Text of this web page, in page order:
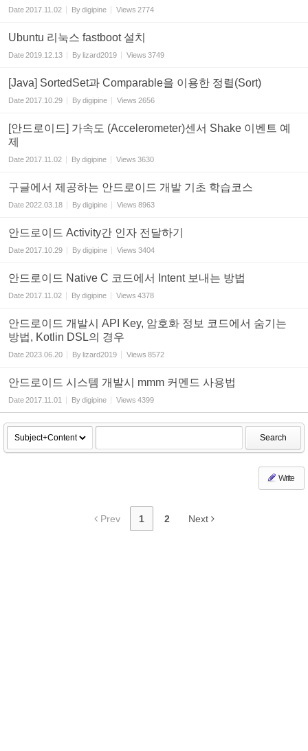
Date2017.11.02 Bydigipine Views 2774
Ubuntu 리눅스 fastboot 설치
Date2019.12.13 Bylizard2019 Views 3749
[Java] SortedSet과 Comparable을 이용한 정렬(Sort)
Date2017.10.29 Bydigipine Views 2656
[안드로이드] 가속도 (Accelerometer)센서 Shake 이벤트 예
제
Date2017.11.02 Bydigipine Views 3630
구글에서 제공하는 안드로이드 개발 기초 학습코스
Date2022.03.18 Bydigipine Views 8963
안드로이드 Activity간 인자 전달하기
Date2017.10.29 Bydigipine Views 3404
안드로이드 Native C 코드에서 Intent 보내는 방법
Date2017.11.02 Bydigipine Views 4378
안드로이드 개발시 API Key, 암호화 정보 코드에서 숨기는
방법, Kotlin DSL의 경우
Date2023.06.20 Bylizard2019 Views 8572
안드로이드 시스템 개발시 mmm 커멘드 사용법
Date2017.11.01 Bydigipine Views 4399
Search
Write
Prev 1 2 Next